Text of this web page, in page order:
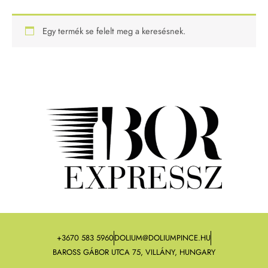
Egy termék se felelt meg a keresésnek.
+3670 583 5960DOLIUM@DOLIUMPINCE.HU
BAROSS GÁBOR UTCA 75, VILLÁNY, HUNGARY